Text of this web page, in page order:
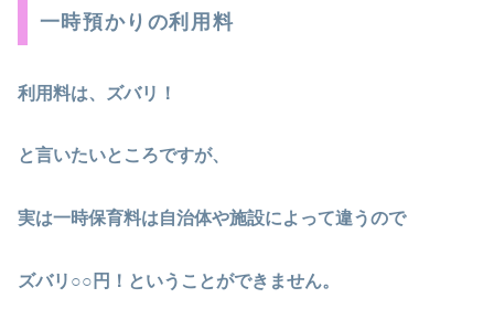
一時預かりの利用料
利用料は、ズバリ！
と言いたいところですが、
実は一時保育料は自治体や施設によって違うので
ズバリ○○円！ということができません。